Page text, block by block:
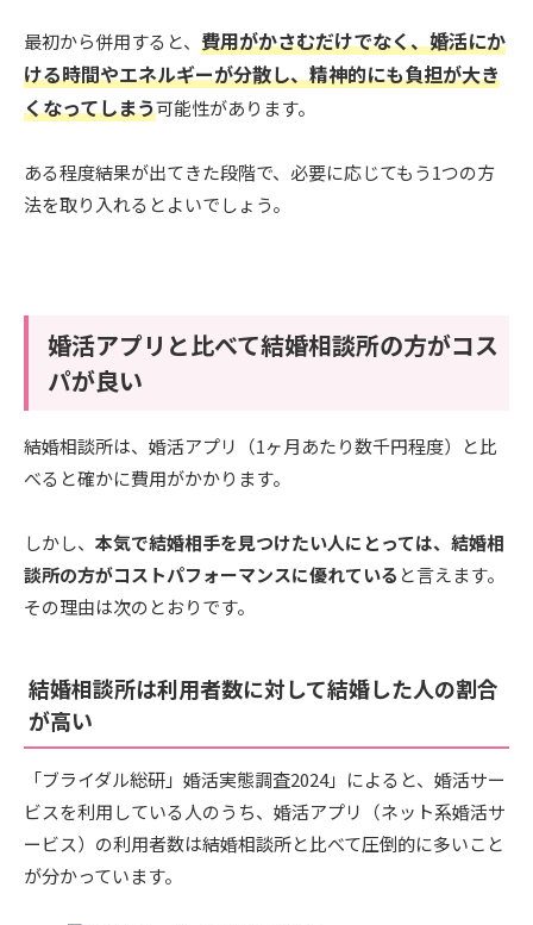
最初から併用すると、 費用がかさむだけでなく、婚活にか
ける時間やエネルギーが分散し、精神的にも負担が大き
くなってしまう可能性があります。
ある程度結果が出てきた段階で、必要に応じてもう1つの方
法を取り入れるとよいでしょう。
婚活アプリと比べて結婚相談所の方がコス
パが良い
結婚相談所は、婚活アプリ（1ヶ月あたり数千円程度）と比
べると確かに費用がかかります。
しかし、 本気で結婚相手を見つけたい人にとっては、結婚相
談所の方がコストパフォーマンスに優れている と言えます。
その理由は次のとおりです。
結婚相談所は利用者数に対して結婚した人の割合
が高い
「ブライダル総研」婚活実態調査2024」によると、婚活サー
ビスを利用している人のうち、婚活アプリ（ネット系婚活サ
ービス）の利用者数は結婚相談所と比べて圧倒的に多いこと
が分かっています。